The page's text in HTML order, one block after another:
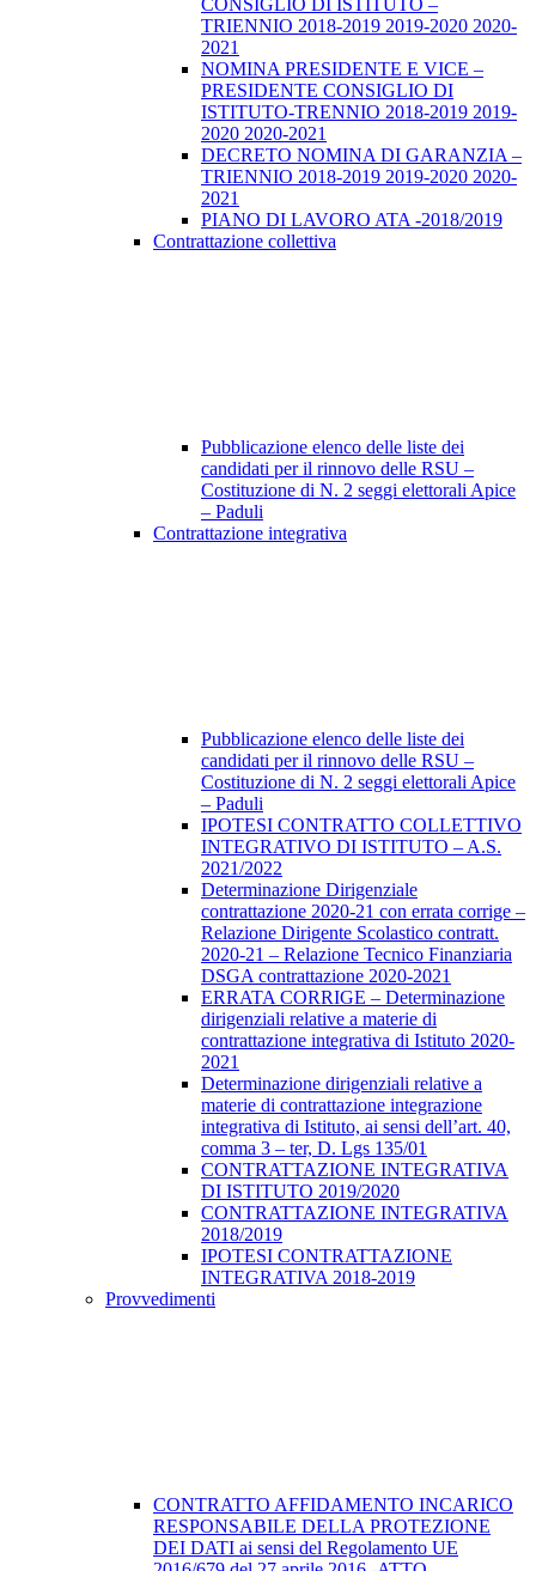
CONSIGLIO DI ISTITUTO –
TRIENNIO 2018-2019 2019-2020 2020-
2021
NOMINA PRESIDENTE E VICE –
PRESIDENTE CONSIGLIO DI
ISTITUTO-TRENNIO 2018-2019 2019-
2020 2020-2021
DECRETO NOMINA DI GARANZIA –
TRIENNIO 2018-2019 2019-2020 2020-
2021
PIANO DI LAVORO ATA -2018/2019
Contrattazione collettiva
Pubblicazione elenco delle liste dei
candidati per il rinnovo delle RSU –
Costituzione di N. 2 seggi elettorali Apice
– Paduli
Contrattazione integrativa
Pubblicazione elenco delle liste dei
candidati per il rinnovo delle RSU –
Costituzione di N. 2 seggi elettorali Apice
– Paduli
IPOTESI CONTRATTO COLLETTIVO
INTEGRATIVO DI ISTITUTO – A.S.
2021/2022
Determinazione Dirigenziale
contrattazione 2020-21 con errata corrige –
Relazione Dirigente Scolastico contratt.
2020-21 – Relazione Tecnico Finanziaria
DSGA contrattazione 2020-2021
ERRATA CORRIGE – Determinazione
dirigenziali relative a materie di
contrattazione integrativa di Istituto 2020-
2021
Determinazione dirigenziali relative a
materie di contrattazione integrazione
integrativa di Istituto, ai sensi dell’art. 40,
comma 3 – ter, D. Lgs 135/01
CONTRATTAZIONE INTEGRATIVA
DI ISTITUTO 2019/2020
CONTRATTAZIONE INTEGRATIVA
2018/2019
IPOTESI CONTRATTAZIONE
INTEGRATIVA 2018-2019
Provvedimenti
CONTRATTO AFFIDAMENTO INCARICO
RESPONSABILE DELLA PROTEZIONE
DEI DATI ai sensi del Regolamento UE